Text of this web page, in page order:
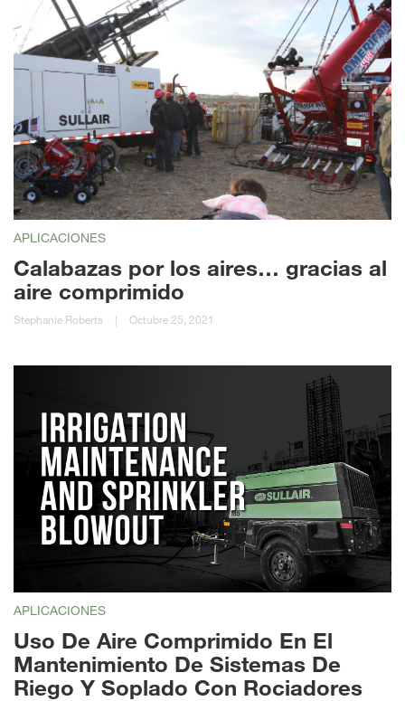
APLICACIONES
Calabazas por los aires… gracias al
aire comprimido
Stephanie Roberts | Octubre 25, 2021
APLICACIONES
Uso De Aire Comprimido En El
Mantenimiento De Sistemas De
Riego Y Soplado Con Rociadores